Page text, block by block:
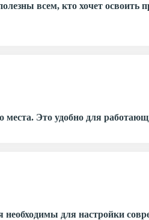
всем, кто хочет освоить
места. Это удобно для
для настройки